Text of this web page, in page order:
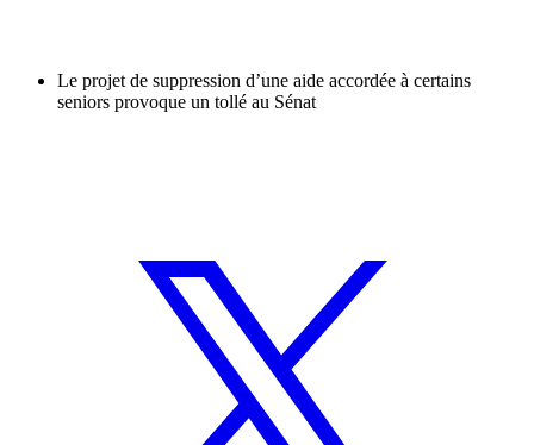
Le projet de suppression d’une aide accordée à certains
seniors provoque un tollé au Sénat